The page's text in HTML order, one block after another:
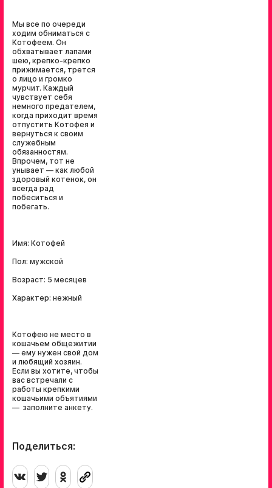
Мы все по очереди
ходим обниматься с
Котофеем. Он
обхватывает лапами
шею, крепко-крепко
прижимается, трется
о лицо и громко
мурчит. Каждый
чувствует себя
немного предателем,
когда приходит время
отпустить Котофея и
вернуться к своим
служебным
обязанностям.
Впрочем, тот не
унывает — как любой
здоровый котенок, он
всегда рад
побеситься и
побегать.
Имя: Котофей
Пол: мужской
Возраст: 5 месяцев
Характер: нежный
Котофею не место в
кошачьем общежитии
— ему нужен свой дом
и любящий хозяин.
Если вы хотите, чтобы
вас встречали с
работы крепкими
кошачьими объятиями
— заполните анкету.
Поделиться: